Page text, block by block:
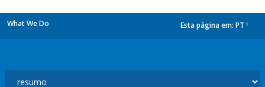
What We Do Esta página em: PT